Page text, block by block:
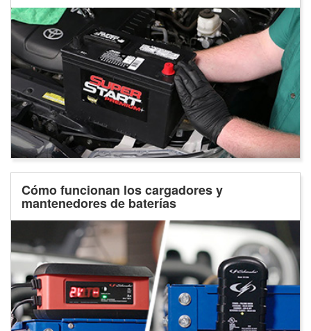
Cómo funcionan los cargadores y
mantenedores de baterías